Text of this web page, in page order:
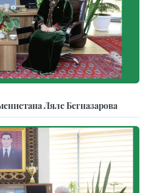
Ляле Бегназарова